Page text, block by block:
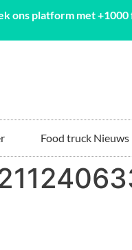
ons platform met
Food truck Nieuws